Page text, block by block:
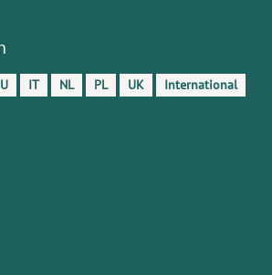
IT NL PL UK International